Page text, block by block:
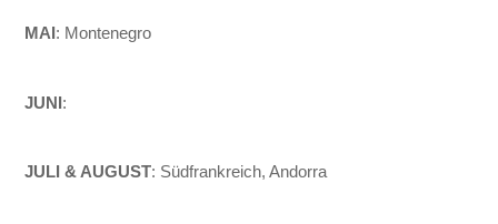
MAI : Montenegro
JUNI:
JULI & AUGUST: Südfrankreich, Andorra